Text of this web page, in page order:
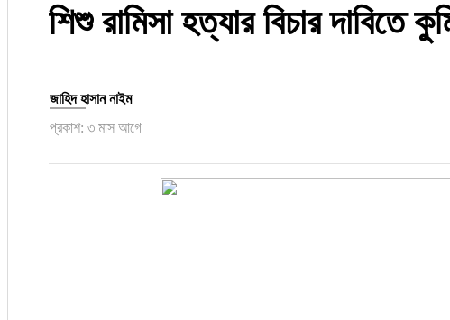
রাজনীতি
আলোচিত সংবাদ
শিশু রামিসা হত্যার বিচার দাবিতে
জাহিদ হাসান নাইম
প্রকাশ: ৩ মাস আগে